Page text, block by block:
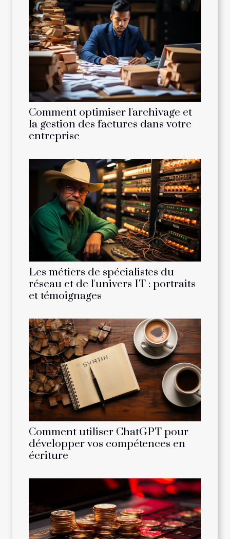
Comment optimiser l'archivage et
la gestion des factures dans votre
entreprise
Les métiers de spécialistes du
réseau et de l'univers IT : portraits
et témoignages
Comment utiliser ChatGPT pour
développer vos compétences en
écriture